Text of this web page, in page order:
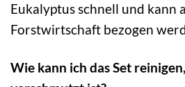
Eukalyptus schnell und kann
Forstwirtschaft bezogen
Wie kann ich das Set